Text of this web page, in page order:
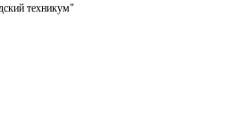
техникум"